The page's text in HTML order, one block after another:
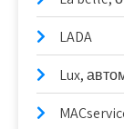
LADA
Lux,